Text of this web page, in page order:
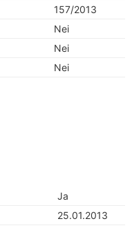
157/2013
Nei
Nei
Nei
Ja
25.01.2013